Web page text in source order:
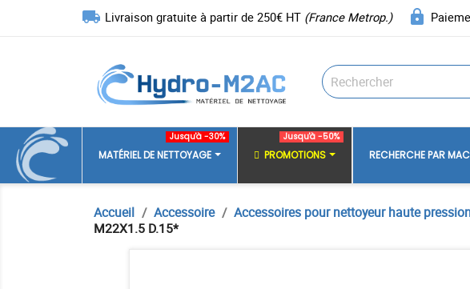
local_shipping Livraison gratuite à partir de 250€ HT (France Metrop.) lock
MATÉRIEL DE NETTOYAGE
Jusqu'à -30%
PROMOTIONS
Jusqu'à -50%
RECHERCHE PAR
Accueil Accessoire Accessoires pour nettoyeur haute
M22X1.5 D.15*